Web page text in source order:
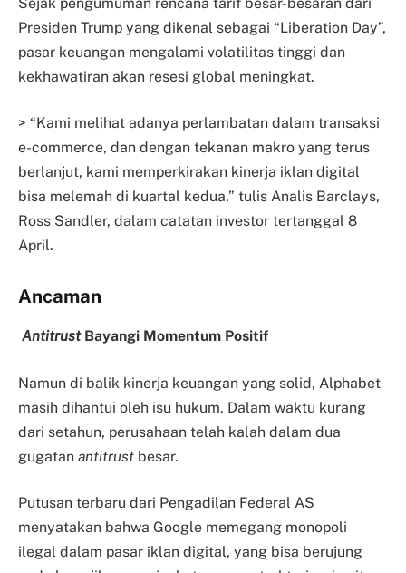
Presiden Trump yang dikenal sebagai “Liberation Day”,
pasar keuangan mengalami volatilitas tinggi dan
kekhawatiran akan resesi global meningkat.
> “Kami melihat adanya perlambatan dalam transaksi
e-commerce, dan dengan tekanan makro yang terus
berlanjut, kami memperkirakan kinerja iklan digital
bisa melemah di kuartal kedua,” tulis Analis Barclays,
Ross Sandler, dalam catatan investor tertanggal 8
April.
Ancaman
Antitrust Bayangi Momentum Positif
Namun di balik kinerja keuangan yang solid, Alphabet
masih dihantui oleh isu hukum. Dalam waktu kurang
dari setahun, perusahaan telah kalah dalam dua
gugatan antitrust besar.
Putusan terbaru dari Pengadilan Federal AS
menyatakan bahwa Google memegang monopoli
ilegal dalam pasar iklan digital, yang bisa berujung